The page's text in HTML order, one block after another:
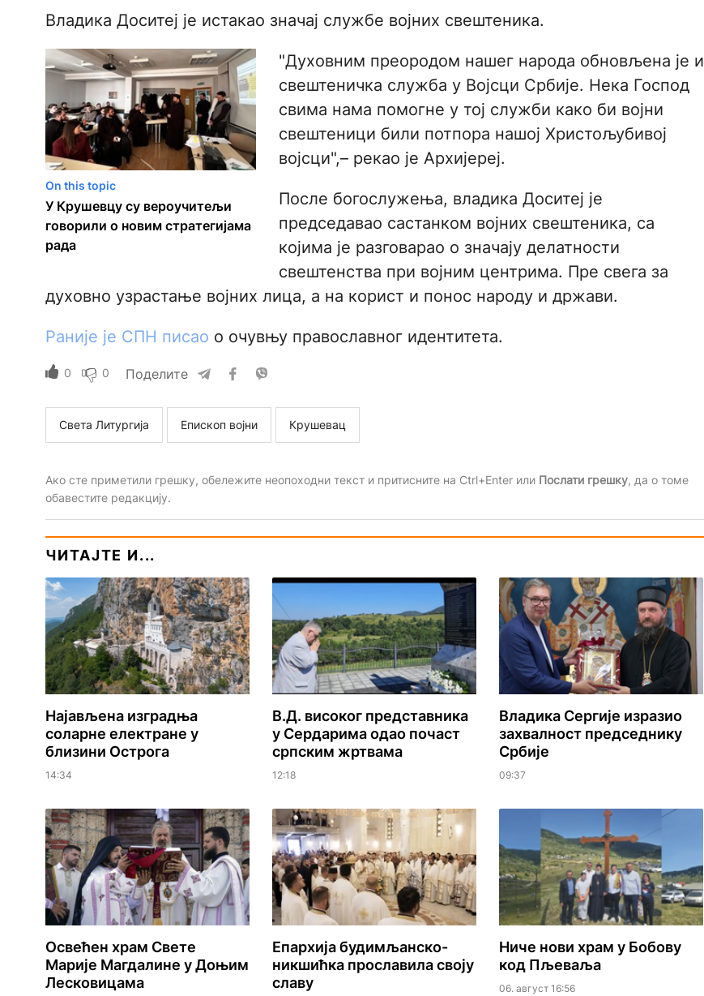
Владика Доситеј је истакао значај службе војних свештеника.
On this topic
У Крушевцу су вероучитељи
говорили о новим стратегијама
рада
"Духовним преородом нашег народа обновљена је и
свештеничка служба у Војсци Србије. Нека Господ
свима нама помогне у тој служби како би војни
свештеници били потпора нашој Христољубивој
војсци",– рекао је Архијереј.
После богослужења, владика Доситеј је
председавао састанком војних свештеника, са
којима је разговарао о значају делатности
свештенства при војним центрима. Пре свега за
духовно узрастање војних лица, а на корист и понос народу и држави.
Раније је СПН писао о очувњу православног идентитета.
0 0 Поделите
Света Литургија Епископ војни Крушевац
Ако сте приметили грешку, обележите неопоходни текст и притисните на Ctrl+Enter или Послати грешку, да о томе
обавестите редакцију.
ЧИТАЈТЕ И...
Најављена изградња
соларне електране у
близини Острога
14:34
В.Д. високог представника
у Сердарима одао почаст
српским жртвама
12:18
Владика Сергије изразио
захвалност председнику
Србије
09:37
Освећен храм Свете
Марије Магдалине у Доњим
Лесковицама
Епархија будимљанско-
никшићка прославила своју
славу
Ниче нови храм у Бобову
код Пљеваља
06. август 16:56